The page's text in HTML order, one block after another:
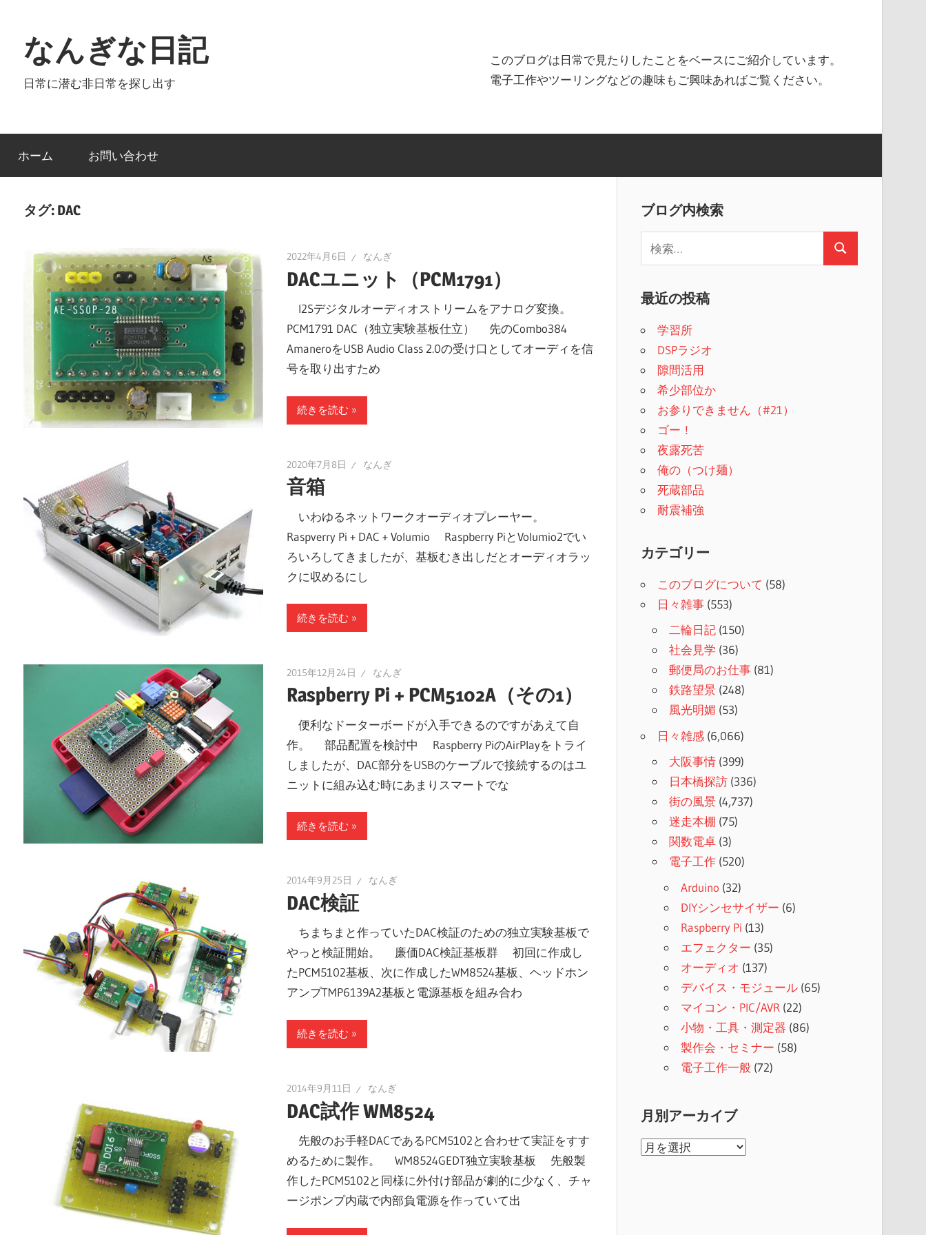
なんぎな日記
日常に潜む非日常を探し出す
このブログは日常で見たりしたことをベースにご紹介しています。
電子工作やツーリングなどの趣味もご興味あればご覧ください。
ホーム お問い合わせ
タグ: DAC
2022年4月6日 なんぎ
DACユニット（PCM1791）
I2Sデジタルオーディオストリームをアナログ変換。
PCM1791 DAC（独立実験基板仕立） 先のCombo384
AmaneroをUSB Audio Class 2.0の受け口としてオーディを信
号を取り出すため
続きを読む
2020年7月8日 なんぎ
音箱
いわゆるネットワークオーディオプレーヤー。
Raspverry Pi + DAC + Volumio Raspberry PiとVolumio2でい
ろいろしてきましたが、基板むき出しだとオーディオラッ
クに収めるにし
続きを読む
2015年12月24日 なんぎ
Raspberry Pi + PCM5102A（その1）
便利なドーターボードが入手できるのですがあえて自
作。 部品配置を検討中 Raspberry PiのAirPlayをトライ
しましたが、DAC部分をUSBのケーブルで接続するのはユ
ニットに組み込む時にあまりスマートでな
続きを読む
2014年9月25日 なんぎ
DAC検証
ちまちまと作っていたDAC検証のための独立実験基板で
やっと検証開始。 廉価DAC検証基板群 初回に作成し
たPCM5102基板、次に作成したWM8524基板、ヘッドホン
アンプTMP6139A2基板と電源基板を組み合わ
続きを読む
2014年9月11日 なんぎ
DAC試作 WM8524
先般のお手軽DACであるPCM5102と合わせて実証をすす
めるために製作。 WM8524GEDT独立実験基板 先般製
作したPCM5102と同様に外付け部品が劇的に少なく、チャ
ージポンプ内蔵で内部負電源を作っていて出
ブログ内検索
索
検
最近の投稿
学習所
DSPラジオ
隙間活用
希少部位か
お参りできません（#21）
ゴー！
夜露死苦
俺の（つけ麺）
死蔵部品
耐震補強
カテゴリー
このブログについて (58)
日々雑事 (553)
二輪日記 (150)
社会見学 (36)
郵便局のお仕事 (81)
鉄路望景 (248)
風光明媚 (53)
日々雑感 (6,066)
大阪事情 (399)
日本橋探訪 (336)
街の風景 (4,737)
迷走本棚 (75)
関数電卓 (3)
電子工作 (520)
Arduino (32)
DIYシンセサイザー (6)
Raspberry Pi (13)
エフェクター (35)
オーディオ (137)
デバイス・モジュール (65)
マイコン・PIC/AVR (22)
小物・工具・測定器 (86)
製作会・セミナー (58)
電子工作一般 (72)
月別アーカイブ
月